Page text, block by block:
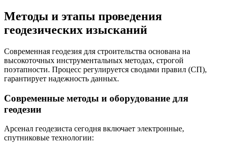
Методы и этапы проведения
геодезических изысканий
Современная геодезия для строительства основана на
высокоточных инструментальных методах, строгой
поэтапности. Процесс регулируется сводами правил (СП),
гарантирует надежность данных.
Современные методы и оборудование для
геодезии
Арсенал геодезиста сегодня включает электронные,
спутниковые технологии: